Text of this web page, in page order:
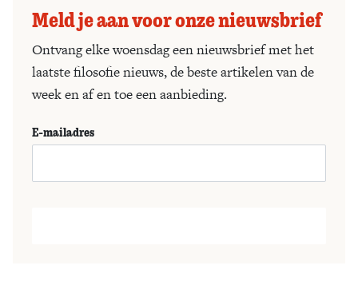
Meld je aan voor onze nieuwsbrief
Ontvang elke woensdag een nieuwsbrief met het
laatste filosofie nieuws, de beste artikelen van de
week en af en toe een aanbieding.
E-mailadres